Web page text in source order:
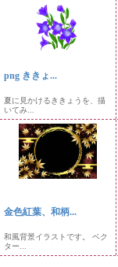
png ききょ...
夏に見かけるききょうを、描
いてみ...
金色紅葉、和柄...
和風背景イラストです。 ベク
ター...